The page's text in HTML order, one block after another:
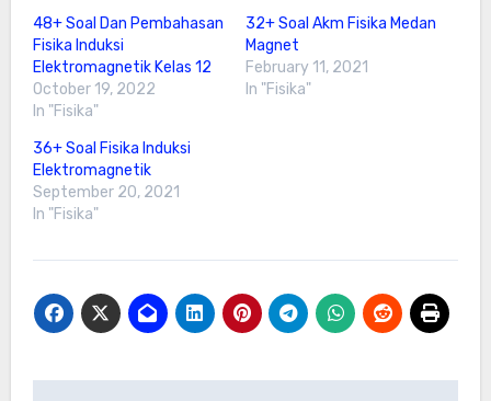
48+ Soal Dan Pembahasan
Fisika Induksi
Elektromagnetik Kelas 12
October 19, 2022
In "Fisika"
32+ Soal Akm Fisika Medan
Magnet
February 11, 2021
In "Fisika"
36+ Soal Fisika Induksi
Elektromagnetik
September 20, 2021
In "Fisika"